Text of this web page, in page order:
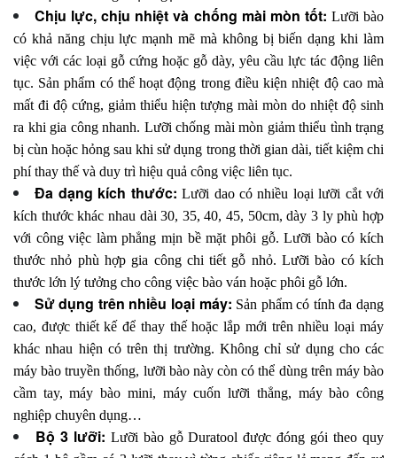
Chịu lực, chịu nhiệt và chống mài mòn tốt: Lưỡi bào
có khả năng chịu lực mạnh mẽ mà không bị biến dạng khi làm
việc với các loại gỗ cứng hoặc gỗ dày, yêu cầu lực tác động liên
tục. Sản phẩm có thể hoạt động trong điều kiện nhiệt độ cao mà
mất đi độ cứng, giảm thiểu hiện tượng mài mòn do nhiệt độ sinh
ra khi gia công nhanh. Lưỡi chống mài mòn giảm thiểu tình trạng
bị cùn hoặc hỏng sau khi sử dụng trong thời gian dài, tiết kiệm chi
phí thay thế và duy trì hiệu quả công việc liên tục.
Đa dạng kích thước: Lưỡi dao có nhiều loại lưỡi cắt với
kích thước khác nhau dài 30, 35, 40, 45, 50cm, dày 3 ly phù hợp
với công việc làm phẳng mịn bề mặt phôi gỗ. Lưỡi bào có kích
thước nhỏ phù hợp gia công chi tiết gỗ nhỏ. Lưỡi bào có kích
thước lớn lý tưởng cho công việc bào ván hoặc phôi gỗ lớn.
Sử dụng trên nhiều loại máy: Sản phẩm có tính đa dạng
cao, được thiết kế để thay thế hoặc lắp mới trên nhiều loại máy
khác nhau hiện có trên thị trường. Không chỉ sử dụng cho các
máy bào truyền thống, lưỡi bào này còn có thể dùng trên máy bào
cầm tay, máy bào mini, máy cuốn lưỡi thẳng, máy bào công
nghiệp chuyên dụng…
Bộ 3 lưỡi: Lưỡi bào gỗ Duratool được đóng gói theo quy